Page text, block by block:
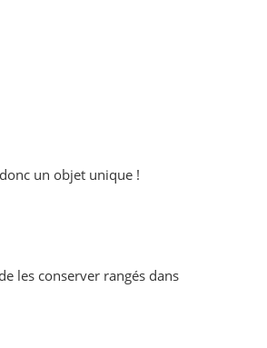
un objet unique !
les conserver rangés dans